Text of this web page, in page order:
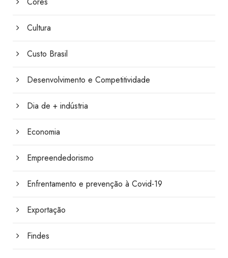
Cultura
Custo Brasil
Desenvolvimento e Competitividade
Dia de + indústria
Economia
Empreendedorismo
Enfrentamento e prevenção à Covid-19
Exportação
Findes